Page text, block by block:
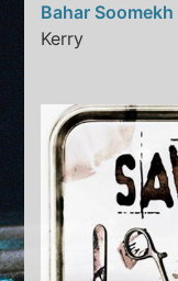
Bahar Soomekh
Kerry